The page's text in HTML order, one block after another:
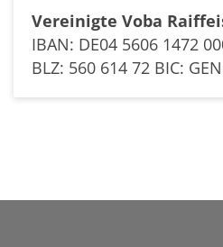
Vereinigte Voba
IBAN: DE04 5606 1472
BLZ: 560 614 72 BIC: